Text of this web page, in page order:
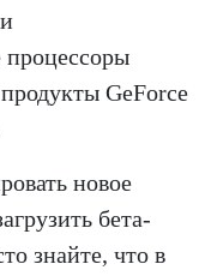
процессоры
GeForce
новое
бета-
знайте, что в